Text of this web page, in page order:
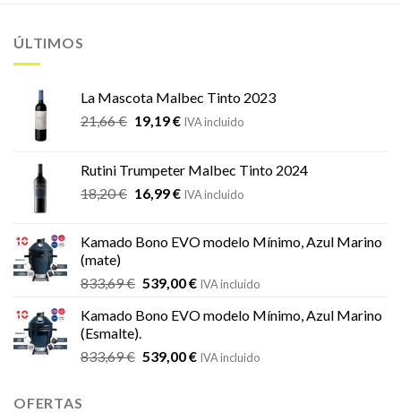
ÚLTIMOS
La Mascota Malbec Tinto 2023
21,66€ El
era:
21,66 €.
19,19€El
es:
19,19 €.
IVA incluido
Rutini Trumpeter Malbec Tinto 2024
18,20€ El
era:
16,99€El
es:
IVA incluido
Kamado Bono EVO modelo Mínimo, Azul Marino
(mate)
833,69€ El
original
era:
833,69 €.
539,00€El
actual
539,00 €.
IVA incluido
Kamado Bono EVO modelo Mínimo, Azul Marino
(Esmalte).
833,69€ El
539,00€ElIVA incluido
OFERTAS